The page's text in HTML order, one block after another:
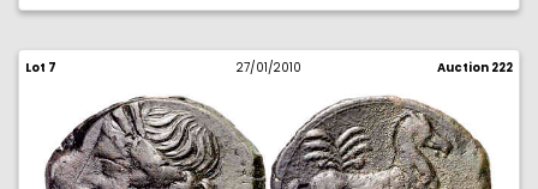
Lot 7 27/01/2010 Auction 222